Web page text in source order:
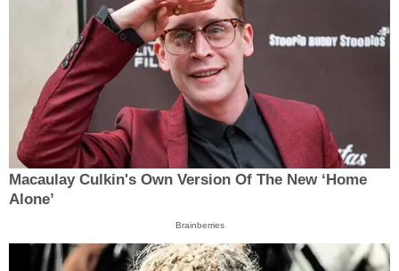
Macaulay Culkin's Own Version Of The New ‘Home
Alone’
Brainberries